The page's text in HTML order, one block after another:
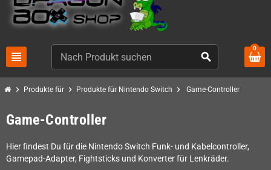
view_headline search
0
chevron_right Produkte für chevron_right Produkte für Nintendo Switch chevron_right Game-Controller
Game-Controller
Hier findest Du für die Nintendo Switch Funk- und Kabelcontroller,
Gamepad-Adapter, Fightsticks und Konverter für Lenkräder.